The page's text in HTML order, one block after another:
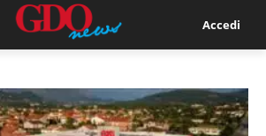
Accedi